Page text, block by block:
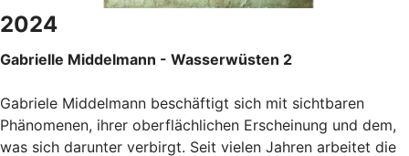
2024
Gabrielle Middelmann - Wasserwüsten 2
Gabriele Middelmann beschäftigt sich mit sichtbaren
Phänomenen, ihrer oberflächlichen Erscheinung und dem,
was sich darunter verbirgt. Seit vielen Jahren arbeitet die